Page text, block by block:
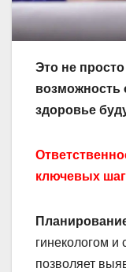
Это не
возможность
здоровье
ключевых
гинекологом и
позволяет